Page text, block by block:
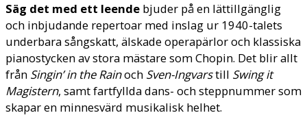
Säg det med ett leende bjuder på en lättillgänglig
och inbjudande repertoar med inslag ur 1940-talets
underbara sångskatt, älskade operapärlor och klassiska
pianostycken av stora mästare som Chopin. Det blir allt
från Singin’ in the Rainoch Sven-Ingvarstill Swing it
Magistern, samt fartfyllda dans- och steppnummer som
skapar en minnesvärd musikalisk helhet.